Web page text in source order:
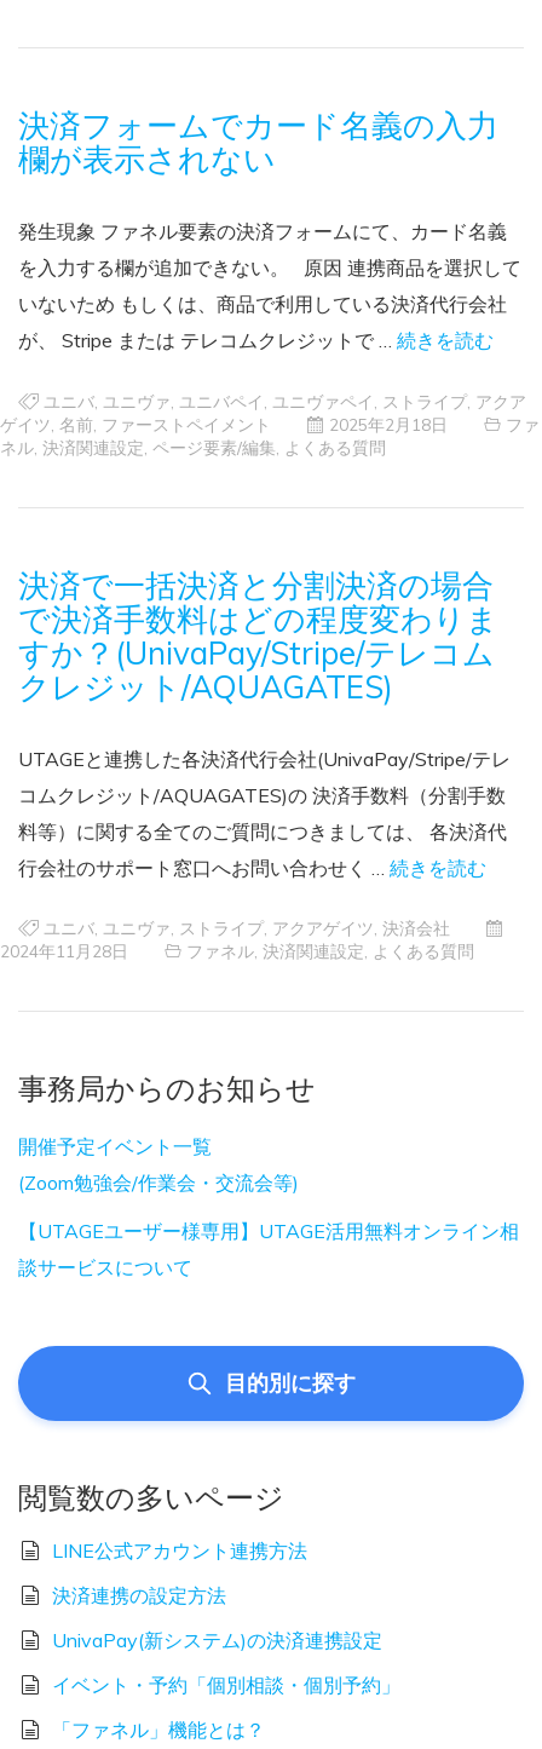
決済フォームでカード名義の入力
欄が表示されない
発生現象 ファネル要素の決済フォームにて、カード名義
を入力する欄が追加できない。 原因 連携商品を選択して
いないため もしくは、商品で利用している決済代行会社
が、 Stripe または テレコムクレジットで … 続きを読む
ユニバ ユニヴァ ユニバペイ ユニヴァペイ ストライプ, アクア
ゲイツ 名前 ファーストペイメント 2025年2月18日
ファ
ネル 決済関連設定 ページ要素/編集 よくある質問
決済で一括決済と分割決済の場合
で決済手数料はどの程度変わりま
すか？(UnivaPay/Stripe/テレコム
クレジット/AQUAGATES)
UTAGEと連携した各決済代行会社(UnivaPay/Stripe/テレ
コムクレジット/AQUAGATES)の 決済手数料（分割手数
料等）に関する全てのご質問につきましては、 各決済代
行会社のサポート窓口へお問い合わせく … 続きを読む
ユニバ ユニヴァ ストライプ, アクアゲイツ 決済会社
2024年11月28日
ファネル 決済関連設定 よくある質問
事務局からのお知らせ
開催予定イベント一覧
(Zoom勉強会/作業会・交流会等)
【UTAGEユーザー様専用】UTAGE活用無料オンライン相
談サービスについて
目的別に探す
閲覧数の多いページ
LINE公式アカウント連携方法
決済連携の設定方法
UnivaPay(新システム)の決済連携設定
イベント・予約「個別相談・個別予約」
「ファネル」機能とは？